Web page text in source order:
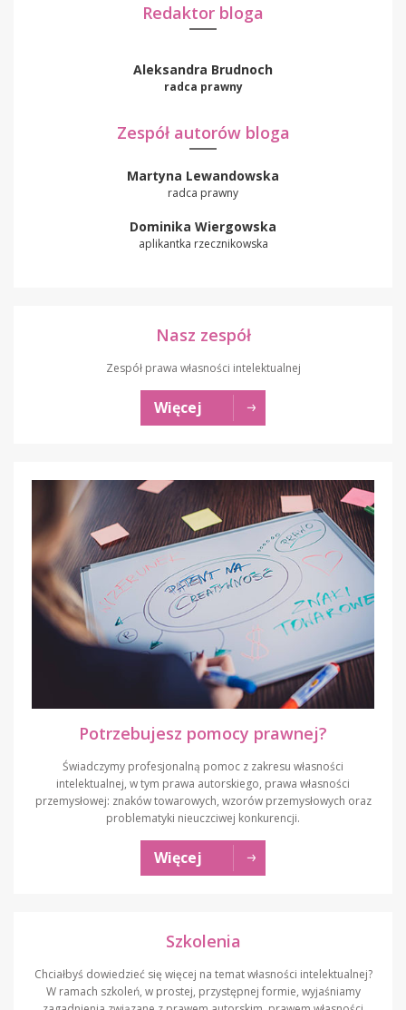
Redaktor bloga
Aleksandra Brudnoch
radca prawny
Zespół autorów bloga
Martyna Lewandowska
radca prawny
Dominika Wiergowska
aplikantka rzecznikowska
Nasz zespół
Zespół prawa własności intelektualnej
Więcej
Potrzebujesz pomocy prawnej?
Świadczymy profesjonalną pomoc z zakresu własności
intelektualnej, w tym prawa autorskiego, prawa własności
przemysłowej: znaków towarowych, wzorów przemysłowych oraz
problematyki nieuczciwej konkurencji.
Więcej
Szkolenia
Chciałbyś dowiedzieć się więcej na temat własności intelektualnej?
W ramach szkoleń, w prostej, przystępnej formie, wyjaśniamy